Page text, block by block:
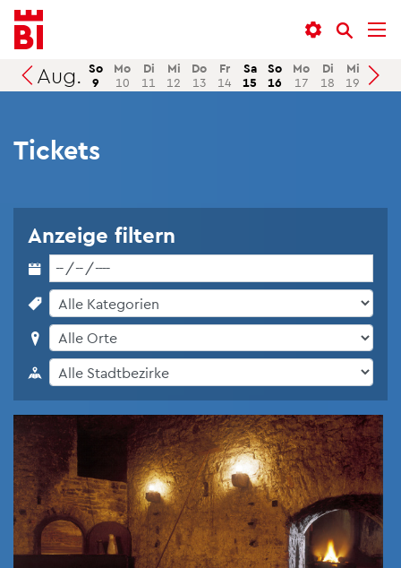
In­
halt
an­
sprin­
Menü
an­
sprin­
gen
Suche
an­
sprin­
gen
Suchen
Aug. So
9
Mo
10
Di
11
Mi
12
Do
13
Fr
14
Sa
15
So
16
Mo
17
Di
18
Mi
19
Do
20
Ti­ckets
An­zei­ge fil­tern